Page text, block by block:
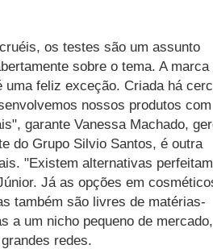
os testes são um assunto
sobre o tema. A marca
uma feliz exceção. Criada há
nossos produtos com
garante Vanessa Machado,
do Grupo Silvio Santos, é outra
"Existem alternativas
Já as opções em
também são livres de matérias-
a um nicho pequeno de
redes.